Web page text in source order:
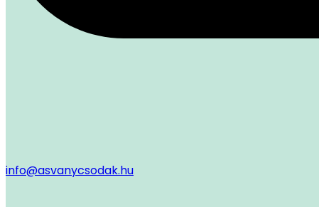
info@asvanycsodak.hu